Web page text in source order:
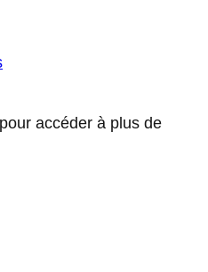
accéder à plus de